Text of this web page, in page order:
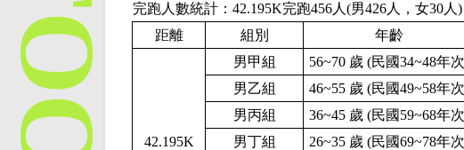
完跑人數統計：42.195K完跑456人(男426人，女30人)
距離
組別 年齡
42.195K
男甲組 56~70 歲 (民國34~48年
男乙組 46~55 歲 (民國49~58年
男丙組 36~45 歲 (民國59~68年
男丁組
26~35 歲 (民國69~78年